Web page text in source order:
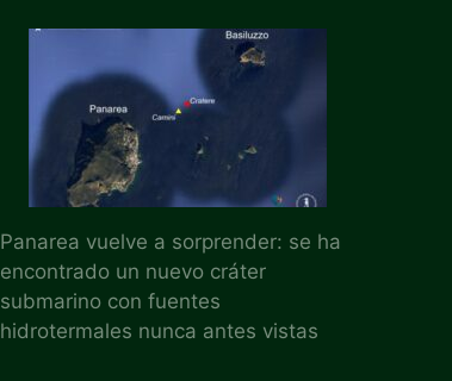
Panarea vuelve a sorprender: se ha
encontrado un nuevo cráter
submarino con fuentes
hidrotermales nunca antes vistas